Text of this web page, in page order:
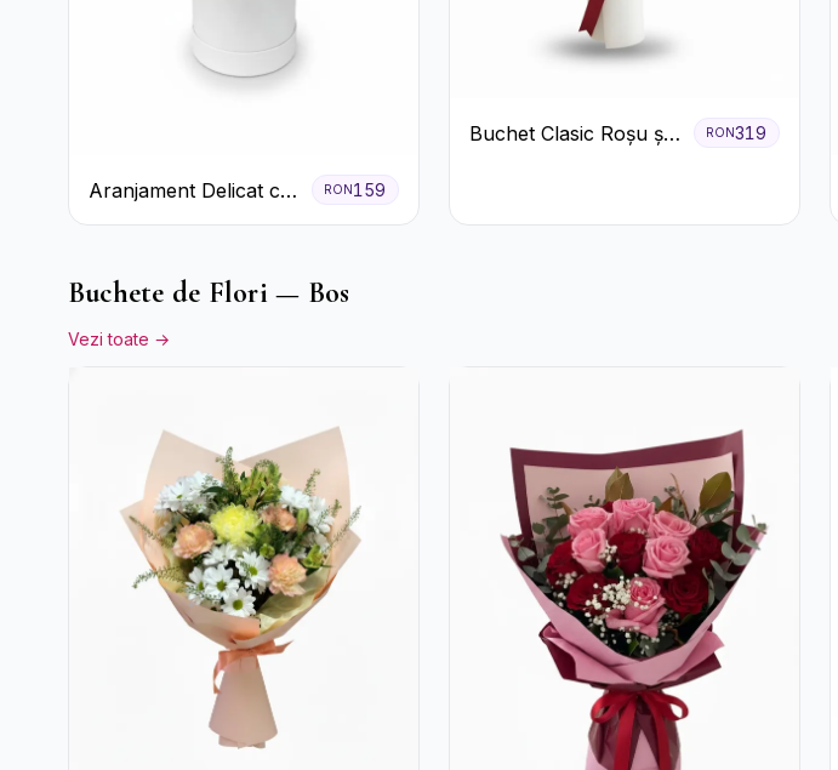
Aranjament Delicat cu
3 Trandafiri Roz în
RON 159
Buchet Clasic Roșu și
RON319
Buchete de Flori — Bos
Vezi toate →